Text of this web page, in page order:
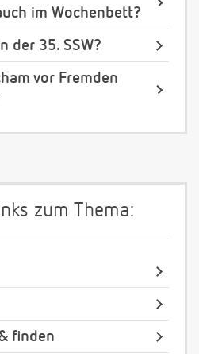
im Wochenbett?
der 35. SSW?
vor Fremden
zum Thema:
finden